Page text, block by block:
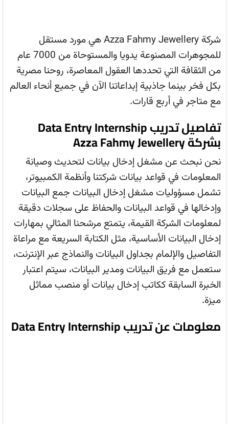
شركة Azza Fahmy Jewellery هي مورد مستقل
للمجوهرات المصنوعة يدويا والمستوحاة من 7000 عام
من الثقافة التي تحددها العقول المعاصرة، روحنا مصرية
بكل فخر بينما جاذبية إبداعاتنا الآن في جميع أنحاء العالم
مع متاجر في أربع قارات.
تفاصيل تدريب Data Entry Internship
بشركة Azza Fahmy Jewellery
نحن نبحث عن مشغل إدخال بيانات لتحديث وصيانة
المعلومات في قواعد بيانات شركتنا وأنظمة الكمبيوتر،
تشمل مسؤوليات مشغل إدخال البيانات جمع البيانات
وإدخالها في قواعد البيانات والحفاظ على سجلات دقيقة
لمعلومات الشركة القيمة، يتمتع مرشحنا المثالي بمهارات
إدخال البيانات الأساسية، مثل الكتابة السريعة مع مراعاة
التفاصيل والإلمام بجداول البيانات والنماذج عبر الإنترنت،
ستعمل مع فريق البيانات ومدير البيانات، سيتم اعتبار
الخبرة السابقة ككاتب إدخال بيانات أو منصب مماثل
ميزة.
معلومات عن تدريب Data Entry Internship